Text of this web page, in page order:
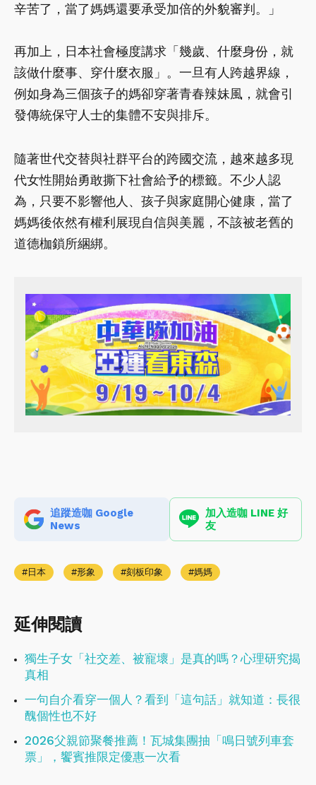
辛苦了，當了媽媽還要承受加倍的外貌審判。」
再加上，日本社會極度講求「幾歲、什麼身份，就
該做什麼事、穿什麼衣服」。一旦有人跨越界線，
例如身為三個孩子的媽卻穿著青春辣妹風，就會引
發傳統保守人士的集體不安與排斥。
隨著世代交替與社群平台的跨國交流，越來越多現
代女性開始勇敢撕下社會給予的標籤。不少人認
為，只要不影響他人、孩子與家庭開心健康，當了
媽媽後依然有權利展現自信與美麗，不該被老舊的
道德枷鎖所綑綁。
追蹤造咖 Google
News
加入造咖 LINE 好
友
日本 形象 刻板印象 媽媽
延伸閱讀
獨生子女「社交差、被寵壞」是真的嗎？心理研究揭
真相
一句自介看穿一個人？看到「這句話」就知道：長很
醜個性也不好
2026父親節聚餐推薦！瓦城集團抽「鳴日號列車套
票」，饗賓推限定優惠一次看